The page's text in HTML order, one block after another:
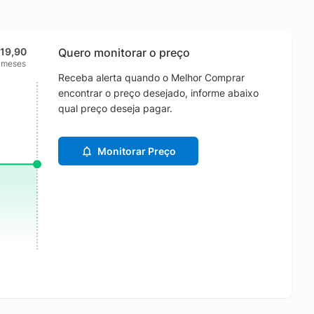
Quero monitorar o preço
Receba alerta quando o Melhor Comprar
encontrar o preço desejado, informe abaixo
qual preço deseja pagar.
Monitorar Preço